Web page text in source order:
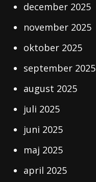
december 2025
november 2025
oktober 2025
september 2025
august 2025
juli 2025
juni 2025
maj 2025
april 2025